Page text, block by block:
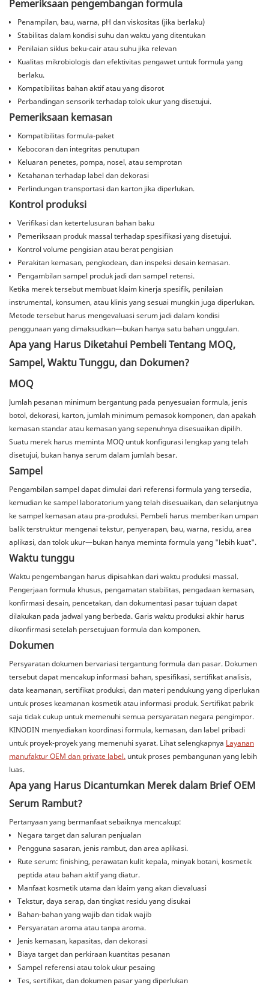
Pemeriksaan pengembangan formula
Penampilan, bau, warna, pH dan viskositas (jika berlaku)
Stabilitas dalam kondisi suhu dan waktu yang ditentukan
Penilaian siklus beku-cair atau suhu jika relevan
Kualitas mikrobiologis dan efektivitas pengawet untuk formula yang
berlaku.
Kompatibilitas bahan aktif atau yang disorot
Perbandingan sensorik terhadap tolok ukur yang disetujui.
Pemeriksaan kemasan
Kompatibilitas formula-paket
Kebocoran dan integritas penutupan
Keluaran penetes, pompa, nosel, atau semprotan
Ketahanan terhadap label dan dekorasi
Perlindungan transportasi dan karton jika diperlukan.
Kontrol produksi
Verifikasi dan ketertelusuran bahan baku
Pemeriksaan produk massal terhadap spesifikasi yang disetujui.
Kontrol volume pengisian atau berat pengisian
Perakitan kemasan, pengkodean, dan inspeksi desain kemasan.
Pengambilan sampel produk jadi dan sampel retensi.
Ketika merek tersebut membuat klaim kinerja spesifik, penilaian
instrumental, konsumen, atau klinis yang sesuai mungkin juga diperlukan.
Metode tersebut harus mengevaluasi serum jadi dalam kondisi
penggunaan yang dimaksudkan—bukan hanya satu bahan unggulan.
Apa yang Harus Diketahui Pembeli Tentang MOQ,
Sampel, Waktu Tunggu, dan Dokumen?
MOQ
Jumlah pesanan minimum bergantung pada penyesuaian formula, jenis
botol, dekorasi, karton, jumlah minimum pemasok komponen, dan apakah
kemasan standar atau kemasan yang sepenuhnya disesuaikan dipilih.
Suatu merek harus meminta MOQ untuk konfigurasi lengkap yang telah
disetujui, bukan hanya serum dalam jumlah besar.
Sampel
Pengambilan sampel dapat dimulai dari referensi formula yang tersedia,
kemudian ke sampel laboratorium yang telah disesuaikan, dan selanjutnya
ke sampel kemasan atau pra-produksi. Pembeli harus memberikan umpan
balik terstruktur mengenai tekstur, penyerapan, bau, warna, residu, area
aplikasi, dan tolok ukur—bukan hanya meminta formula yang "lebih kuat".
Waktu tunggu
Waktu pengembangan harus dipisahkan dari waktu produksi massal.
Pengerjaan formula khusus, pengamatan stabilitas, pengadaan kemasan,
konfirmasi desain, pencetakan, dan dokumentasi pasar tujuan dapat
dilakukan pada jadwal yang berbeda. Garis waktu produksi akhir harus
dikonfirmasi setelah persetujuan formula dan komponen.
Dokumen
Persyaratan dokumen bervariasi tergantung formula dan pasar. Dokumen
tersebut dapat mencakup informasi bahan, spesifikasi, sertifikat analisis,
data keamanan, sertifikat produksi, dan materi pendukung yang diperlukan
untuk proses keamanan kosmetik atau informasi produk. Sertifikat pabrik
saja tidak cukup untuk memenuhi semua persyaratan negara pengimpor.
KINODIN menyediakan koordinasi formula, kemasan, dan label pribadi
untuk proyek-proyek yang memenuhi syarat. Lihat selengkapnya Layanan
manufaktur OEM dan private label. untuk proses pembangunan yang lebih
luas.
Apa yang Harus Dicantumkan Merek dalam Brief OEM
Serum Rambut?
Pertanyaan yang bermanfaat sebaiknya mencakup:
Negara target dan saluran penjualan
Pengguna sasaran, jenis rambut, dan area aplikasi.
Rute serum: finishing, perawatan kulit kepala, minyak botani, kosmetik
peptida atau bahan aktif yang diatur.
Manfaat kosmetik utama dan klaim yang akan dievaluasi
Tekstur, daya serap, dan tingkat residu yang disukai
Bahan-bahan yang wajib dan tidak wajib
Persyaratan aroma atau tanpa aroma.
Jenis kemasan, kapasitas, dan dekorasi
Biaya target dan perkiraan kuantitas pesanan
Sampel referensi atau tolok ukur pesaing
Tes, sertifikat, dan dokumen pasar yang diperlukan